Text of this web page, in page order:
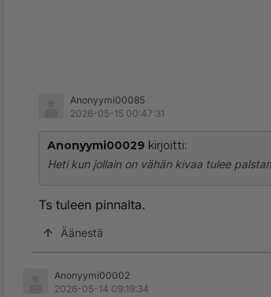
Anonyymi00085
2026-05-15 00:47:31
Anonyymi00029 kirjoitti:
Heti kun jollain on vähän kivaa tulee
Ts tuleen pinnalta.
Äänestä
Anonyymi00002
2026-05-14 09:19:34